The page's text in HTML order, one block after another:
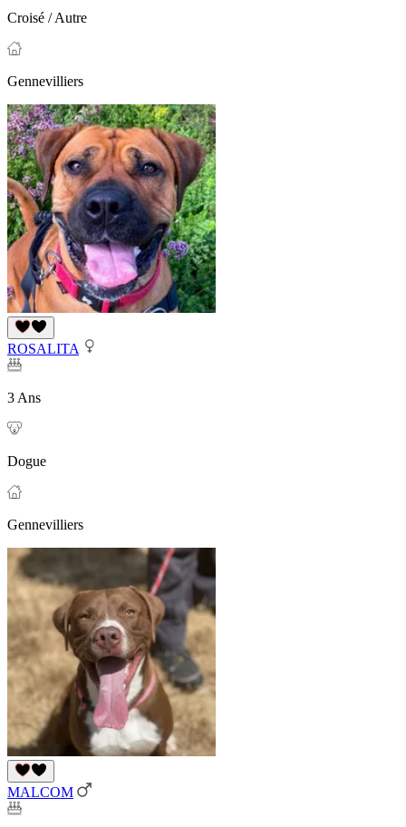
Croisé / Autre
Gennevilliers
ROSALITA
3 Ans
Dogue
Gennevilliers
MALCOM